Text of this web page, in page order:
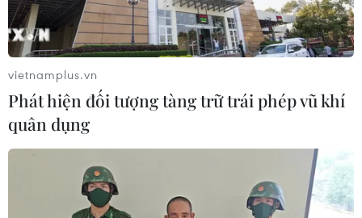
vietnamplus.vn
Phát hiện đối tượng tàng trữ trái phép vũ khí
quân dụng